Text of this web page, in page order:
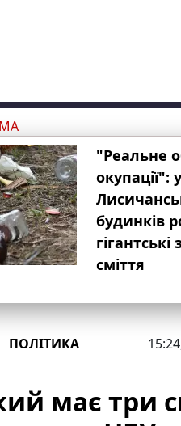
"Реальне
окупації": у
будинків
сміття
ПОЛІТИКА
має три